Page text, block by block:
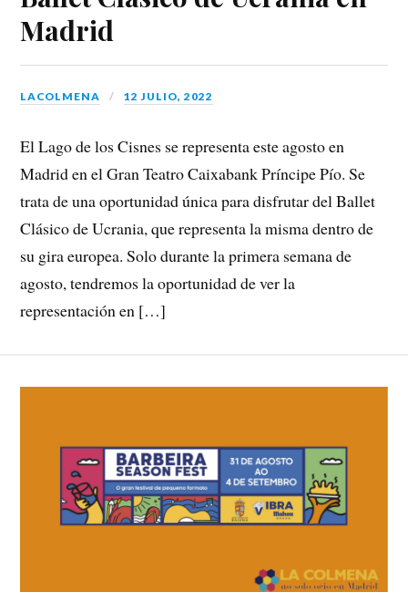
Madrid
LACOLMENA 12 JULIO, 2022
El Lago de los Cisnes se representa este agosto en
Madrid en el Gran Teatro Caixabank Príncipe Pío. Se
trata de una oportunidad única para disfrutar del Ballet
Clásico de Ucrania, que representa la misma dentro de
su gira europea. Solo durante la primera semana de
agosto, tendremos la oportunidad de ver la
representación en […]